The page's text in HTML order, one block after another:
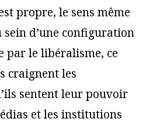
propre, le sens même
sein d’une configuration
par le libéralisme, ce
craignent les
sentent leur pouvoir
et les institutions